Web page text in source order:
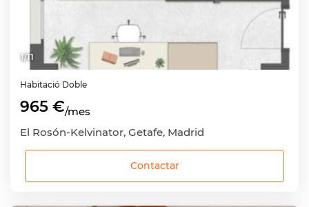
1/11
Habitació Doble
965 €/mes
El Rosón-Kelvinator, Getafe, Madrid
Contactar